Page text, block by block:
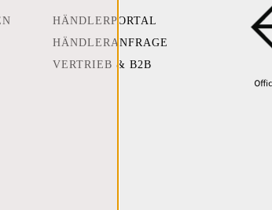
HÄNDLERPORTAL
HÄNDLERANFRAGE
VERTRIEB & B2B